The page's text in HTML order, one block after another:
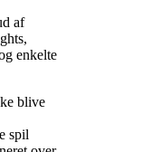
af
enkelte
blive
spil